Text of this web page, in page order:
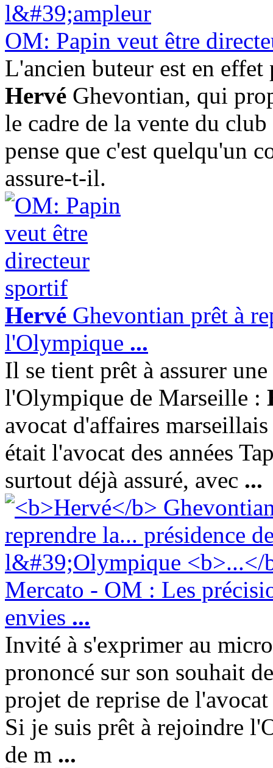
OM: Papin veut être
L'ancien buteur est en
Hervé Ghevontian, qui
le cadre de la vente du
pense que c'est quelqu'un
assure-t-il.
Hervé Ghevontian prêt à
l'Olympique ...
Il se tient prêt à assurer
l'Olympique de Marseille :
avocat d'affaires
était l'avocat des années
surtout déjà assuré, avec ...
Mercato - OM : Les
envies ...
Invité à s'exprimer au
prononcé sur son souhait
projet de reprise de
Si je suis prêt à rejoindre
de m ...